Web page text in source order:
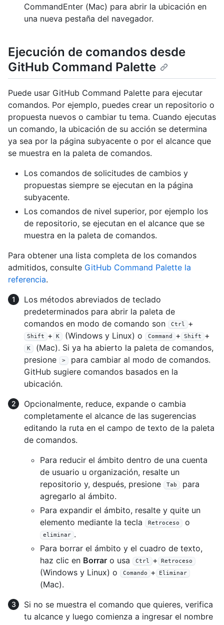
CommandEnter (Mac) para abrir la ubicación en
una nueva pestaña del navegador.
Ejecución de comandos desde
GitHub Command Palette
Puede usar GitHub Command Palette para ejecutar
comandos. Por ejemplo, puedes crear un repositorio o
propuesta nuevos o cambiar tu tema. Cuando ejecutas
un comando, la ubicación de su acción se determina
ya sea por la página subyacente o por el alcance que
se muestra en la paleta de comandos.
Los comandos de solicitudes de cambios y
propuestas siempre se ejecutan en la página
subyacente.
Los comandos de nivel superior, por ejemplo los
de repositorio, se ejecutan en el alcance que se
muestra en la paleta de comandos.
Para obtener una lista completa de los comandos
admitidos, consulte GitHub Command Palette la
referencia.
Los métodos abreviados de teclado
predeterminados para abrir la paleta de
comandos en modo de comando son
Ctrl +
Shift + K (Windows y Linux) o Command + Shift +
K
(Mac). Si ya ha abierto la paleta de comandos,
presione
>
para cambiar al modo de comandos.
GitHub sugiere comandos basados en la
ubicación.
Opcionalmente, reduce, expande o cambia
completamente el alcance de las sugerencias
editando la ruta en el campo de texto de la paleta
de comandos.
Para reducir el ámbito dentro de una cuenta
de usuario u organización, resalte un
repositorio y, después, presione
Tab
para
agregarlo al ámbito.
Para expandir el ámbito, resalte y quite un
elemento mediante la tecla
Retroceso o
eliminar .
Para borrar el ámbito y el cuadro de texto,
haz clic en Borrar o usa Ctrl + Retroceso
(Windows y Linux) o Comando + Eliminar
(Mac).
Si no se muestra el comando que quieres, verifica
tu alcance y luego comienza a ingresar el nombre